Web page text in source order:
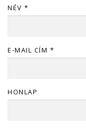
NÉV *
E-MAIL CÍM *
HONLAP